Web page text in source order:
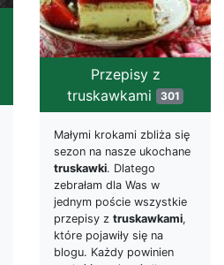
Przepisy z
truskawkami
301
Małymi krokami zbliża się
sezon na nasze ukochane
truskawki. Dlatego
zebrałam dla Was w
jednym poście wszystkie
przepisy z truskawkami,
które pojawiły się na
blogu. Każdy powinien